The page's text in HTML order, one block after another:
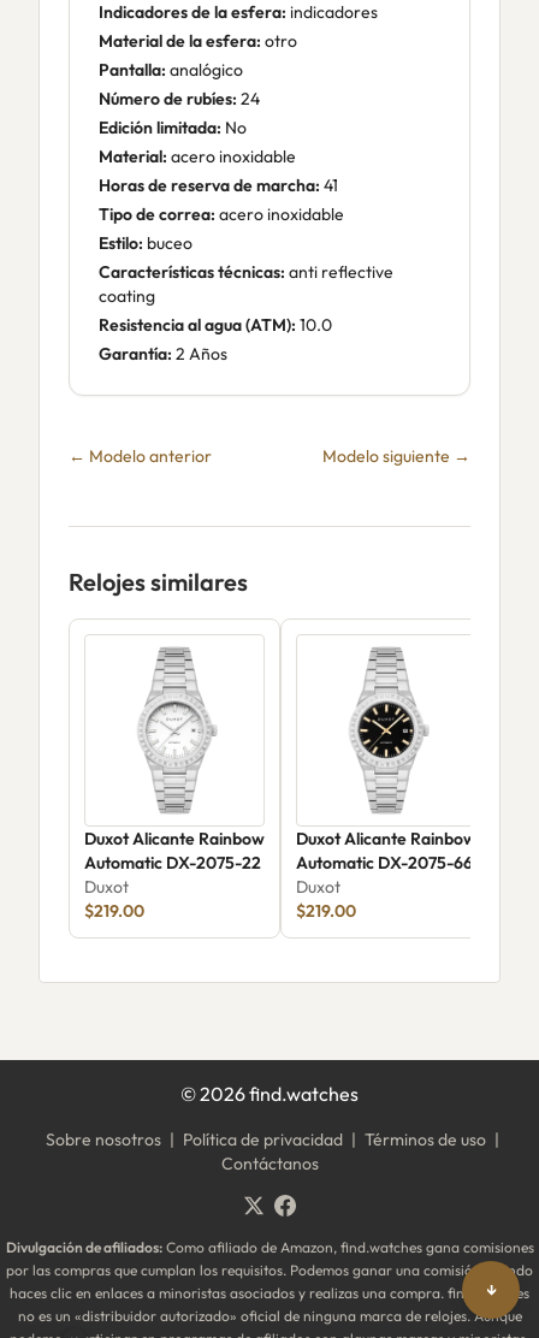
Indicadores de la esfera: indicadores
Material de la esfera: otro
Pantalla: analógico
Número de rubíes: 24
Edición limitada: No
Material: acero inoxidable
Horas de reserva de marcha: 41
Tipo de correa: acero inoxidable
Estilo: buceo
Características técnicas: anti reflective
coating
Resistencia al agua (ATM): 10.0
Garantía: 2 Años
← Modelo anterior Modelo siguiente →
Relojes similares
Duxot Alicante Rainbow
Automatic DX-2075-22
Duxot
$219.00
Duxot Alicante Rainbow
Automatic DX-2075-66
Duxot
$219.00
©2026find.watches
Sobre nosotros | Política de privacidad | Términos de uso |
Contáctanos
Divulgación de afiliados:Como afiliado de Amazon, find.watches gana comisiones
por las compras que cumplan los requisitos. Podemos ganar una comisión cuando
haces clic en enlaces a minoristas asociados y realizas una compra. find.watches
no es un «distribuidor autorizado» oficial de ninguna marca de relojes. Aunque
↓